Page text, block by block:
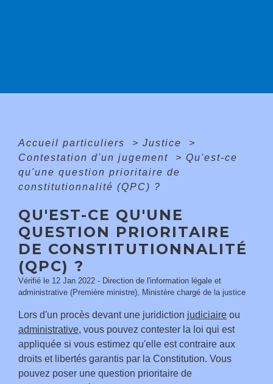
Accueil particuliers > Justice
>
Contestation d'un jugement
> Qu'est-ce
qu'une question prioritaire de
constitutionnalité (QPC) ?
QU'EST-CE QU'UNE
QUESTION PRIORITAIRE
DE CONSTITUTIONNALITÉ
(QPC) ?
Vérifié le 12 Jan 2022 - Direction de l'information légale et
administrative (Première ministre), Ministère chargé de la justice
Lors d'un procès devant une juridiction judiciaire ou
administrative, vous pouvez contester la loi qui est
appliquée si vous estimez qu'elle est contraire aux
droits et libertés garantis par la Constitution. Vous
pouvez poser une question prioritaire de